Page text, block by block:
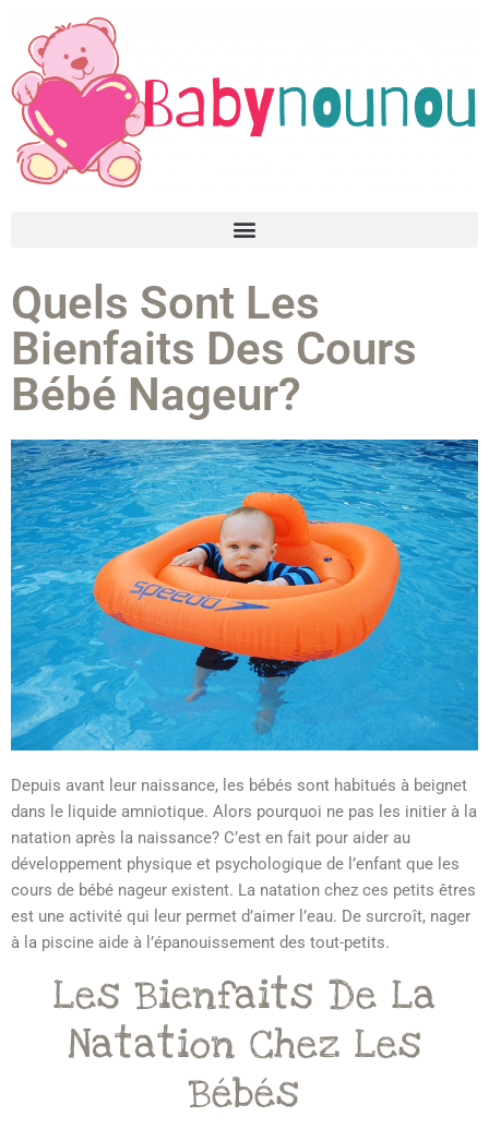
Quels Sont Les
Bienfaits Des Cours
Bébé Nageur?
Depuis avant leur naissance, les bébés sont habitués à beignet
dans le liquide amniotique. Alors pourquoi ne pas les initier à la
natation après la naissance? C’est en fait pour aider au
développement physique et psychologique de l’enfant que les
cours de bébé nageur existent. La natation chez ces petits êtres
est une activité qui leur permet d’aimer l’eau. De surcroît, nager
à la piscine aide à l’épanouissement des tout-petits.
Les Bienfaits De La
Natation Chez Les
Bébés